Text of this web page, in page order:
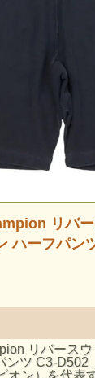
リバ
ハーフパン
リバース
ンツ C3-D502
オン）を代表